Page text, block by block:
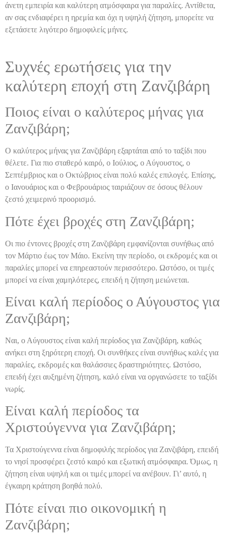
άνετη εμπειρία και καλύτερη ατμόσφαιρα για παραλίες. Αντίθετα,
αν σας ενδιαφέρει η ηρεμία και όχι η υψηλή ζήτηση, μπορείτε να
εξετάσετε λιγότερο δημοφιλείς μήνες.
Συχνές ερωτήσεις για την
καλύτερη εποχή στη Ζανζιβάρη
Ποιος είναι ο καλύτερος μήνας για
Ζανζιβάρη;
Ο καλύτερος μήνας για Ζανζιβάρη εξαρτάται από το ταξίδι που
θέλετε. Για πιο σταθερό καιρό, ο Ιούλιος, ο Αύγουστος, ο
Σεπτέμβριος και ο Οκτώβριος είναι πολύ καλές επιλογές. Επίσης,
ο Ιανουάριος και ο Φεβρουάριος ταιριάζουν σε όσους θέλουν
ζεστό χειμερινό προορισμό.
Πότε έχει βροχές στη Ζανζιβάρη;
Οι πιο έντονες βροχές στη Ζανζιβάρη εμφανίζονται συνήθως από
τον Μάρτιο έως τον Μάιο. Εκείνη την περίοδο, οι εκδρομές και οι
παραλίες μπορεί να επηρεαστούν περισσότερο. Ωστόσο, οι τιμές
μπορεί να είναι χαμηλότερες, επειδή η ζήτηση μειώνεται.
Είναι καλή περίοδος ο Αύγουστος για
Ζανζιβάρη;
Ναι, ο Αύγουστος είναι καλή περίοδος για Ζανζιβάρη, καθώς
ανήκει στη ξηρότερη εποχή. Οι συνθήκες είναι συνήθως καλές για
παραλίες, εκδρομές και θαλάσσιες δραστηριότητες. Ωστόσο,
επειδή έχει αυξημένη ζήτηση, καλό είναι να οργανώσετε το ταξίδι
νωρίς.
Είναι καλή περίοδος τα
Χριστούγεννα για Ζανζιβάρη;
Τα Χριστούγεννα είναι δημοφιλής περίοδος για Ζανζιβάρη, επειδή
το νησί προσφέρει ζεστό καιρό και εξωτική ατμόσφαιρα. Όμως, η
ζήτηση είναι υψηλή και οι τιμές μπορεί να ανέβουν. Γι’ αυτό, η
έγκαιρη κράτηση βοηθά πολύ.
Πότε είναι πιο οικονομική η
Ζανζιβάρη;